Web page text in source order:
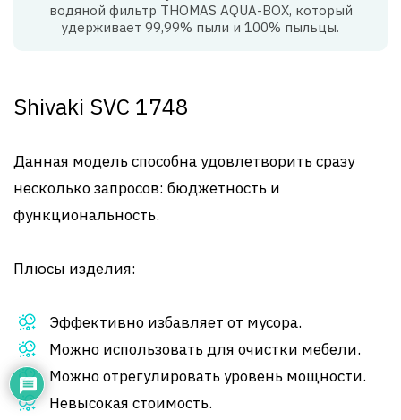
водяной фильтр THOMAS AQUA-BOX, который
удерживает 99,99% пыли и 100% пыльцы.
Shivaki SVC 1748
Данная модель способна удовлетворить сразу
несколько запросов: бюджетность и
функциональность.
Плюсы изделия:
Эффективно избавляет от мусора.
Можно использовать для очистки мебели.
Можно отрегулировать уровень мощности.
Невысокая стоимость.